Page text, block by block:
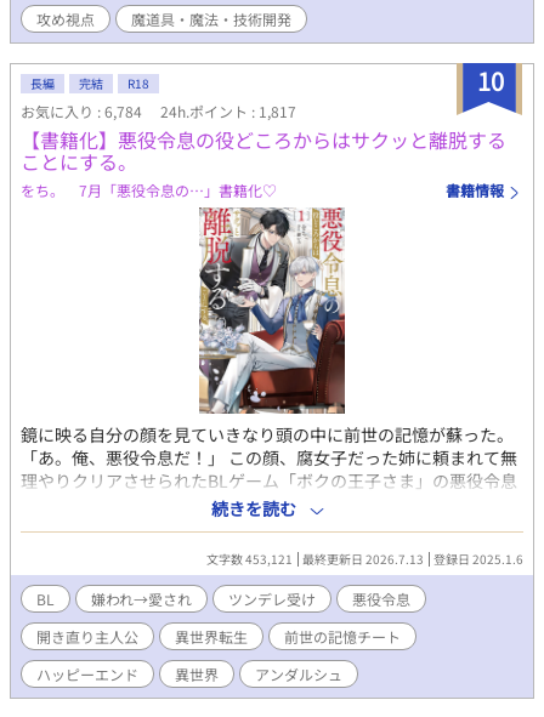
攻め視点
魔道具・魔法・技術開発
10
長編 完結 R18
お気に入り : 6,784 24h.ポイント : 1,817
【書籍化】悪役令息の役どころからはサクッと離脱する
ことにする。
をち。 7月「悪役令息の…」書籍化♡ 書籍情報
鏡に映る自分の顔を見ていきなり頭の中に前世の記憶が蘇った。
「あ。俺、悪役令息だ！」 この顔、腐女子だった姉に頼まれて無
理やりクリアさせられたBLゲーム「ボクの王子さま」の悪役令息
ことスノーデン公爵家長男、ミルリースだ。 確か、プライドが高
く、主役である人気者の次男レオリースを妬み虐げまくるザ・悪
役。 ということになっている。 そう。俺は何もしていない。なの
に一方的に「人気者の次男を妬んで虐める性格の悪い長男」とい
う役所にされてきたのだ。 いかんせん俺はクールな美少年すぎ
た。 伶俐な美貌と目の下のクマのせいで、黙っているだけで近寄
りがたく見えてしまう。疲れてため息を吐けば「気だるい怠惰な
空気を滲ませ」ているように見え「何を思うのか、その瞳を忌々
しげに燻らせていた」となるわけだ。 何をしても妬まれる。 成績
続きを読む
文字数 453,121 最終更新日 2026.7.13 登録日 2025.1.6
BL 嫌われ→愛され ツンデレ受け
悪役令息
開き直り主人公
異世界転生
前世の記憶チート
ハッピーエンド
異世界 アンダルシュ